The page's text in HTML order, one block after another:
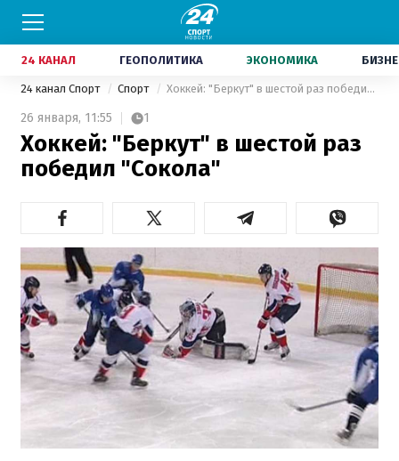
24 КАНАЛ ГЕОПОЛИТИКА ЭКОНОМИКА
24 канал Спорт Спорт Хоккей: "Беркут" в шестой раз победил "Сокола"
26 января, 11:55 1
Хоккей: "Беркут" в шестой раз
победил "Сокола"